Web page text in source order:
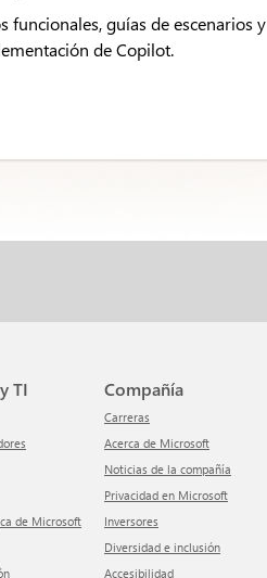
funcionales, guías de escenarios y
de Copilot.
TI
de Microsoft
Compañía
Carreras
Acerca de Microsoft
Noticias de la compañía
Privacidad en Microsoft
inversores
Diversidad e inclusión
Accesibilidad